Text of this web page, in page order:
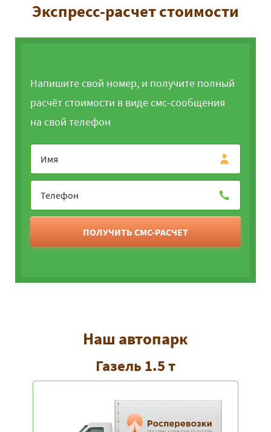
Экспресс-расчет стоимости
Напишите свой номер, и получите полный
расчёт стоимости в виде смс-сообщения
на свой телефон
ПОЛУЧИТЬ СМС-РАСЧЕТ
Наш автопарк
Газель 1.5 т